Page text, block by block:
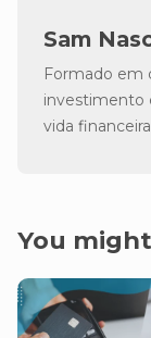
Sam
Formado em
investimento
vida
You